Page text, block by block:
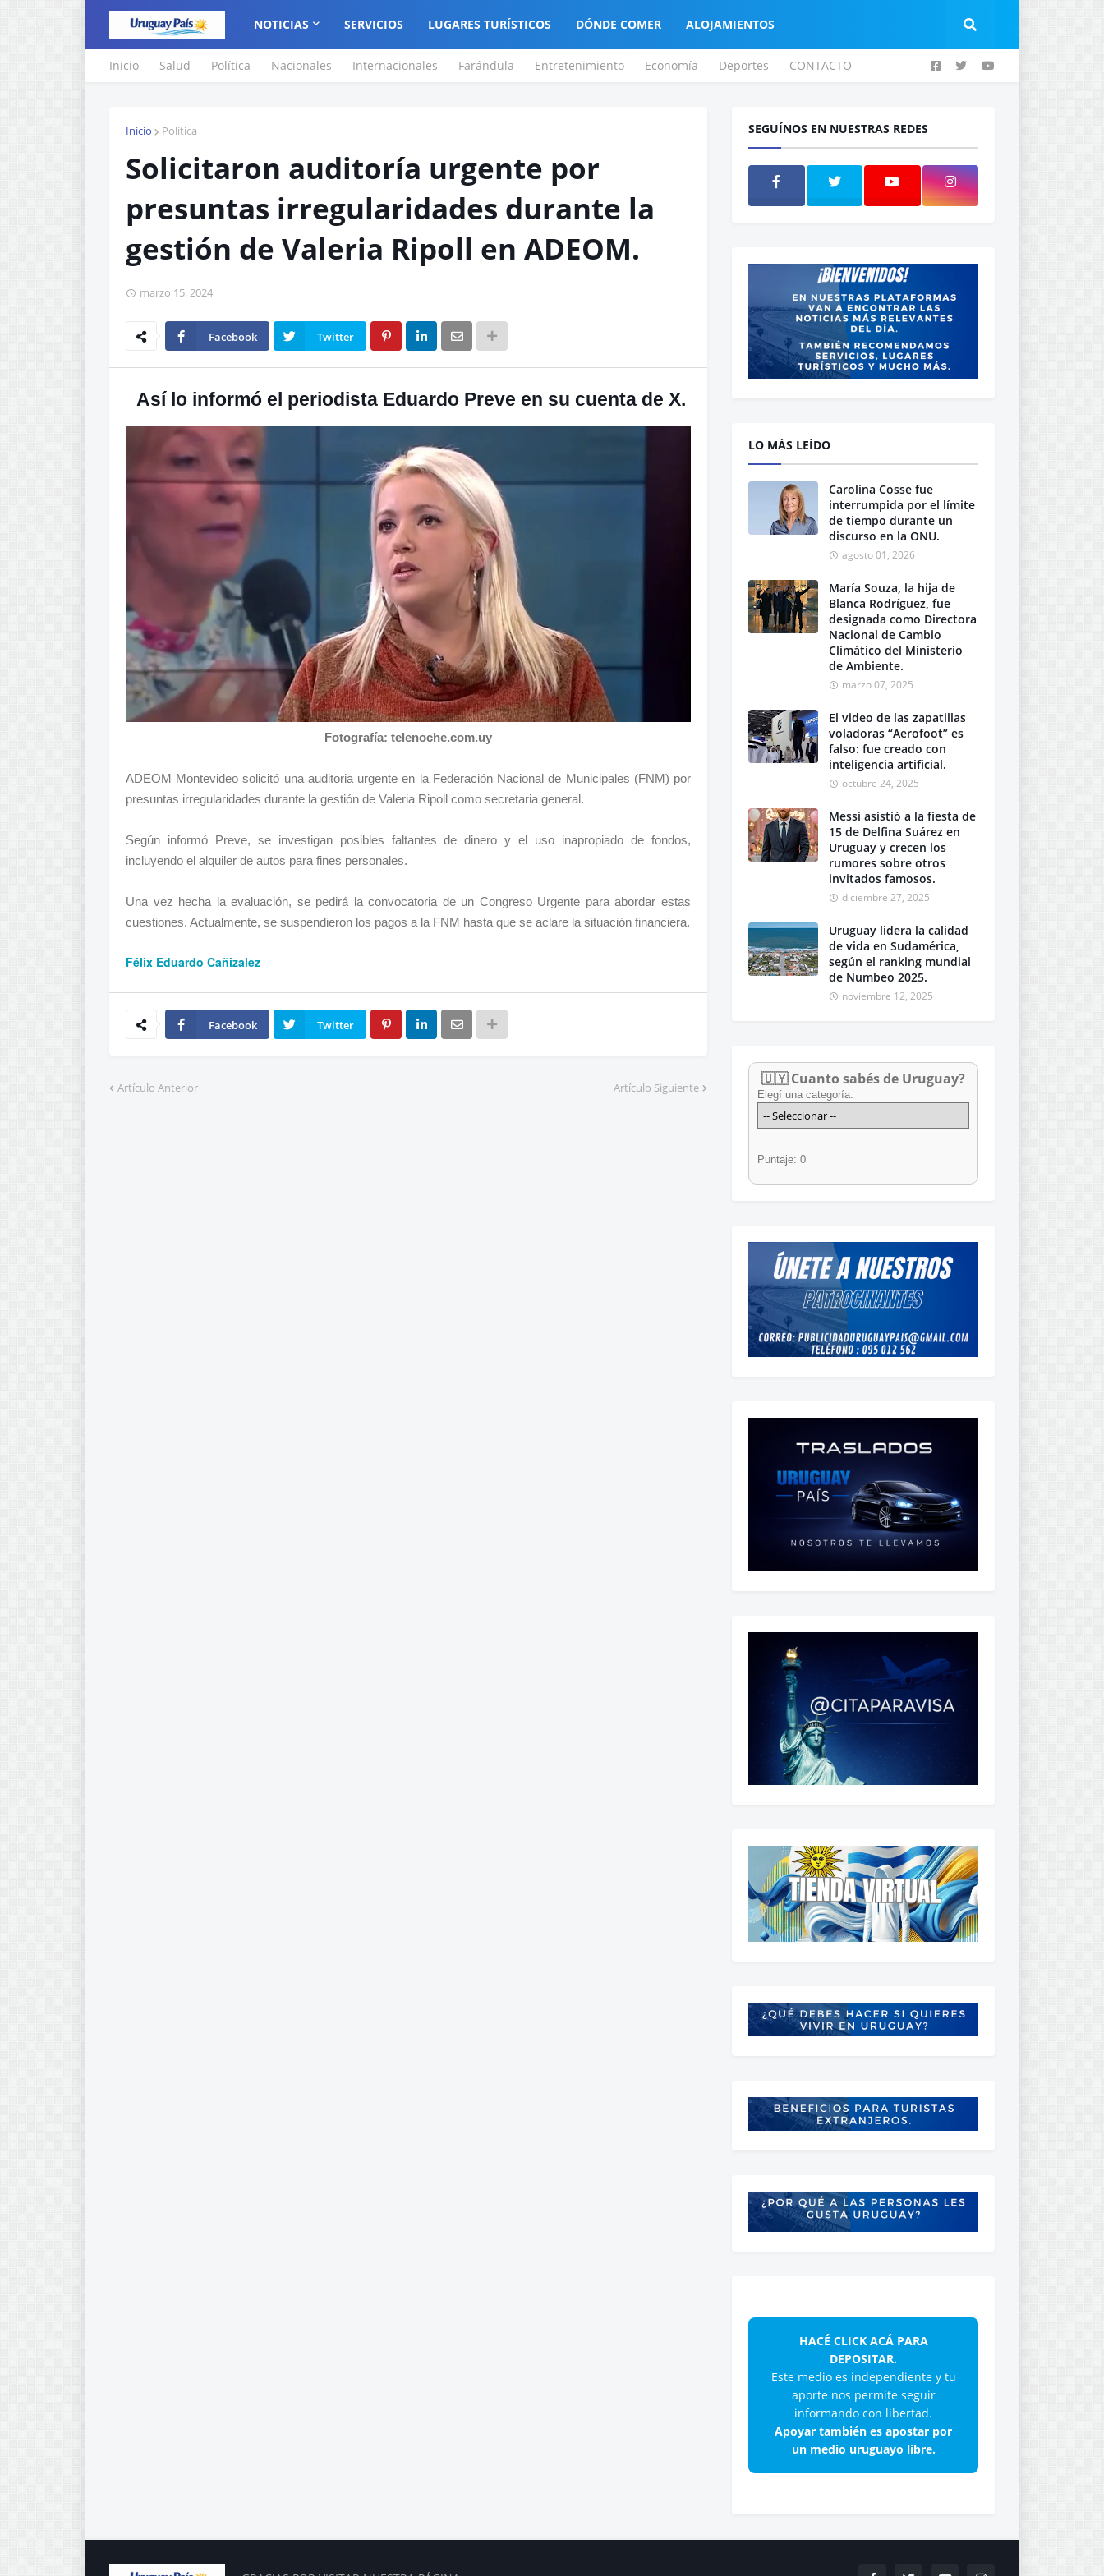
NOTICIAS SERVICIOS LUGARES TURÍSTICOS DÓNDE COMER ALOJAMIENTOS
Inicio Salud Política Nacionales Internacionales Farándula Entretenimiento Economía Deportes CONTACTO
Inicio Política
Solicitaron auditoría urgente por
presuntas irregularidades durante la
gestión de Valeria Ripoll en ADEOM.
marzo 15, 2024
Facebook Twitter
Así lo informó el periodista Eduardo Preve en su cuenta de X.
Fotografía: telenoche.com.uy
ADEOM Montevideo solicitó una auditoria urgente en la Federación Nacional de Municipales (FNM) por
presuntas irregularidades durante la gestión de Valeria Ripoll como secretaria general.
Según informó Preve, se investigan posibles faltantes de dinero y el uso inapropiado de fondos,
incluyendo el alquiler de autos para fines personales.
Una vez hecha la evaluación, se pedirá la convocatoria de un Congreso Urgente para abordar estas
cuestiones. Actualmente, se suspendieron los pagos a la FNM hasta que se aclare la situación financiera.
Félix Eduardo Cañizalez
Facebook Twitter
Artículo Anterior Artículo Siguiente
SEGUÍNOS EN NUESTRAS REDES
LO MÁS LEÍDO
Carolina Cosse fue
interrumpida por el límite
de tiempo durante un
discurso en la ONU.
agosto 01, 2026
María Souza, la hija de
Blanca Rodríguez, fue
designada como Directora
Nacional de Cambio
Climático del Ministerio
de Ambiente.
marzo 07, 2025
El video de las zapatillas
voladoras “Aerofoot” es
falso: fue creado con
inteligencia artificial.
octubre 24, 2025
Messi asistió a la fiesta de
15 de Delfina Suárez en
Uruguay y crecen los
rumores sobre otros
invitados famosos.
diciembre 27, 2025
Uruguay lidera la calidad
de vida en Sudamérica,
según el ranking mundial
de Numbeo 2025.
noviembre 12, 2025
🇺🇾 Cuanto sabés de Uruguay?
Elegí una categoría:
Puntaje: 0
HACÉ CLICK ACÁ PARA
DEPOSITAR.
Este medio es independiente y tu
aporte nos permite seguir
informando con libertad.
Apoyar también es apostar por
un medio uruguayo libre.